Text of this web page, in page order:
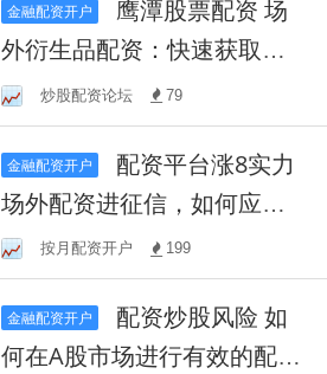
金融配资开户
外衍生品配资：快速获取资
金，灵活操盘赚取收益
炒股配资论坛 79
金融配资开户
场外配资进征信，如何应
对？按月配资开户 199
金融配资开户
何在A股市场进行有效的配资